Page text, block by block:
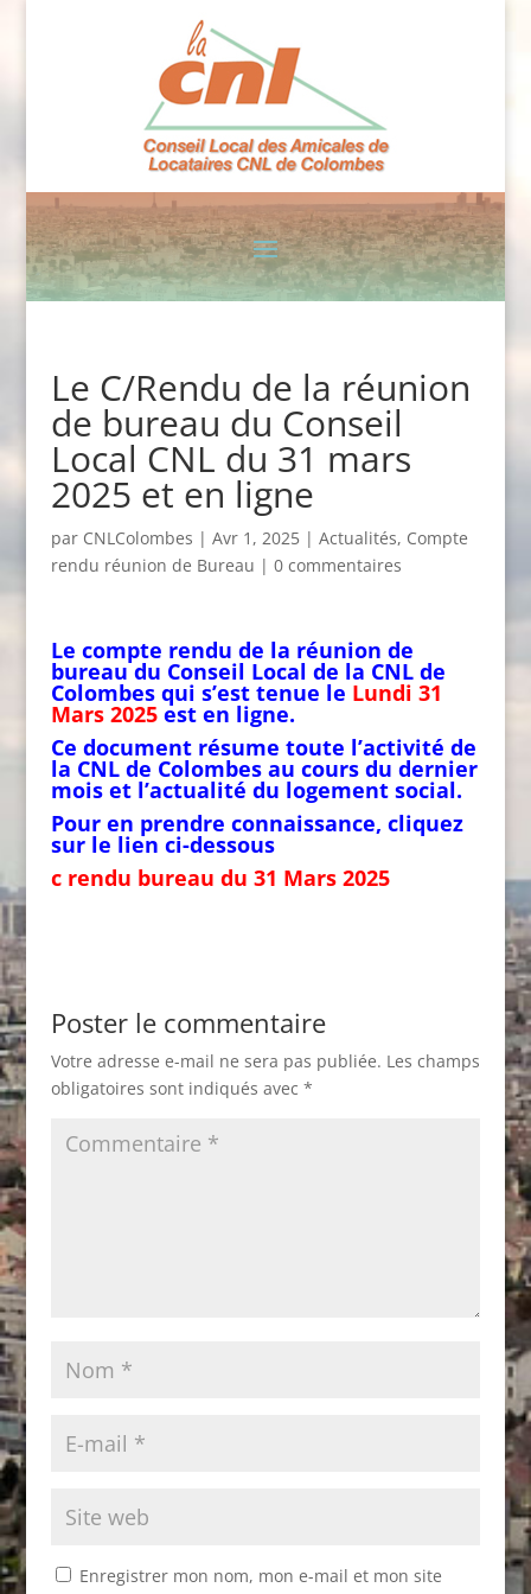
Le C/Rendu de la réunion
de bureau du Conseil
Local CNL du 31 mars
2025 et en ligne
par CNLColombes | Avr 1, 2025| Actualités, Compte
rendu réunion de Bureau | 0 commentaires
Le compte rendu de la réunion de
bureau du Conseil Local de la CNL de
Colombes qui s’est tenue le Lundi 31
Mars 2025est en ligne.
Ce document résume toute l’activité de
la CNL de Colombes au cours du dernier
mois et l’actualité du logement social.
Pour en prendre connaissance, cliquez
sur le lien ci-dessous
c rendu bureau du 31 Mars 2025
Poster le commentaire
Votre adresse e-mail ne sera pas publiée. Les champs
obligatoires sont indiqués avec *
Enregistrer mon nom, mon e-mail et mon site